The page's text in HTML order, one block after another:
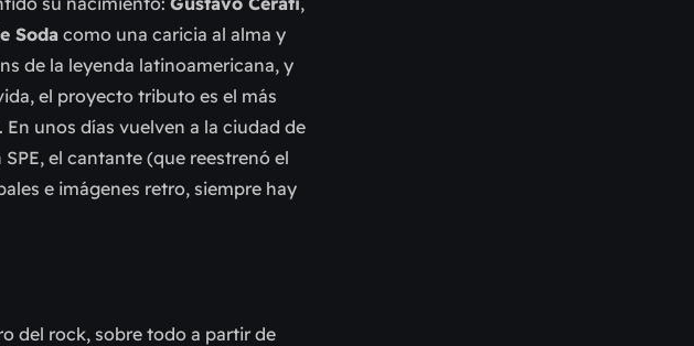
Sodacomo una caricia al alma y
de la leyenda latinoamericana, y
el proyecto tributo es el más
. En unos días vuelven a la ciudad de
el cantante (que reestrenó el
e imágenes retro, siempre hay
del rock, sobre todo a partir de